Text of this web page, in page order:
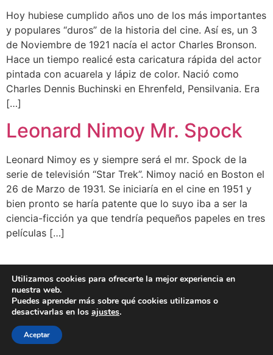
Hoy hubiese cumplido años uno de los más importantes
y populares “duros” de la historia del cine. Así es, un 3
de Noviembre de 1921 nacía el actor Charles Bronson.
Hace un tiempo realicé esta caricatura rápida del actor
pintada con acuarela y lápiz de color. Nació como
Charles Dennis Buchinski en Ehrenfeld, Pensilvania. Era
[…]
Leonard Nimoy Mr. Spock
Leonard Nimoy es y siempre será el mr. Spock de la
serie de televisión “Star Trek”. Nimoy nació en Boston el
26 de Marzo de 1931. Se iniciaría en el cine en 1951 y
bien pronto se haría patente que lo suyo iba a ser la
ciencia-ficción ya que tendría pequeños papeles en tres
películas […]
Utilizamos cookies para ofrecerte la mejor experiencia en
nuestra web.
Puedes aprender más sobre qué cookies utilizamos o
desactivarlas en los ajustes.
Aceptar